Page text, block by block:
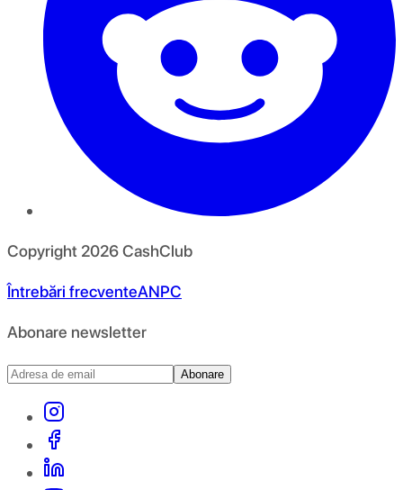
Copyright 2026CashClub
Întrebări frecventeANPC
Abonare newsletter
Abonare